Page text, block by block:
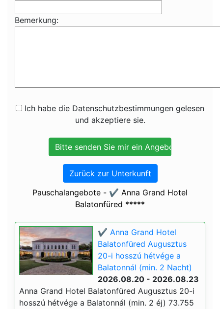
Bemerkung:
Ich habe die Datenschutzbestimmungen gelesen
und akzeptiere sie.
Zurück zur Unterkunft
Pauschalangebote - ✔️ Anna Grand Hotel
Balatonfüred *****
✔️ Anna Grand Hotel
Balatonfüred Augusztus
20-i hosszú hétvége a
Balatonnál (min. 2 Nacht)
2026.08.20 - 2026.08.23
Anna Grand Hotel Balatonfüred Augusztus 20-i
hosszú hétvége a Balatonnál (min. 2 éj) 73.755